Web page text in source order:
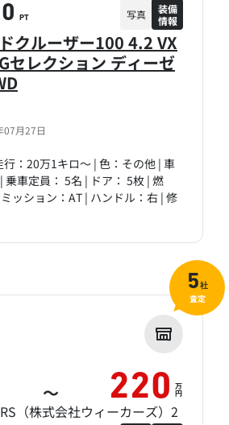
07月27日
クルーザー100 4.2 VX
セレクション ディーゼ
：20万1キロ～ | 色：その他 | 車
車定員： 5名 | ドア： 5枚 | 燃
ッション：AT | ハンドル：右 | 修
PT 写真
装備
情報
～ 220 万
円
（株式会社ウィーカーズ）2
5社
査定